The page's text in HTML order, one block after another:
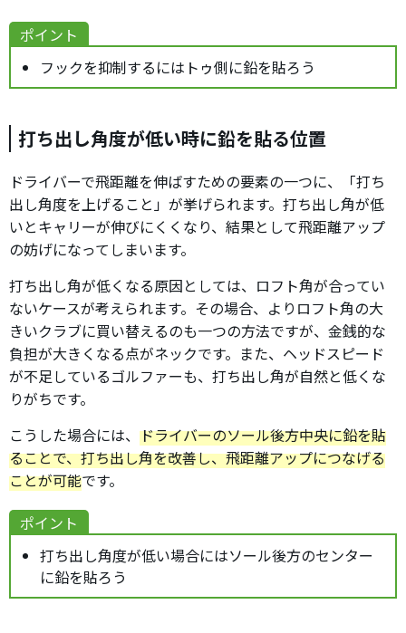
ポイント
フックを抑制するにはトゥ側に鉛を貼ろう
打ち出し角度が低い時に鉛を貼る位置
ドライバーで飛距離を伸ばすための要素の一つに、「打ち
出し角度を上げること」が挙げられます。打ち出し角が低
いとキャリーが伸びにくくなり、結果として飛距離アップ
の妨げになってしまいます。
打ち出し角が低くなる原因としては、ロフト角が合ってい
ないケースが考えられます。その場合、よりロフト角の大
きいクラブに買い替えるのも一つの方法ですが、金銭的な
負担が大きくなる点がネックです。また、ヘッドスピード
が不足しているゴルファーも、打ち出し角が自然と低くな
りがちです。
こうした場合には、 ドライバーのソール後方中央に鉛を貼
ることで、打ち出し角を改善し、飛距離アップにつなげる
ことが可能です。
ポイント
打ち出し角度が低い場合にはソール後方のセンター
に鉛を貼ろう